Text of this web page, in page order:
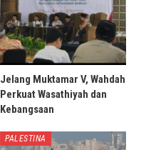
Jelang Muktamar V, Wahdah
Perkuat Wasathiyah dan
Kebangsaan
PALESTINA